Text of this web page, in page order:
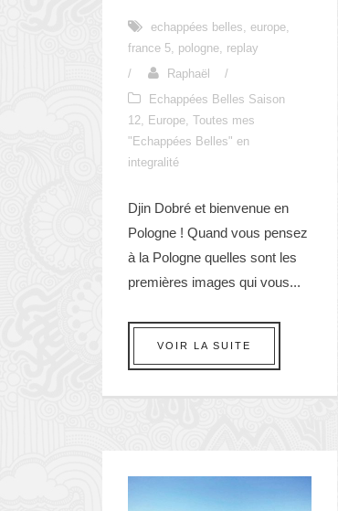
echappées belles europe
france 5 pologne replay
/
Raphaël
/
Echappées Belles Saison
12
Europe Toutes mes
"Echappées Belles" en
integralité
Djin Dobré et bienvenue en
Pologne ! Quand vous pensez
à la Pologne quelles sont les
premières images qui vous...
VOIR LA SUITE